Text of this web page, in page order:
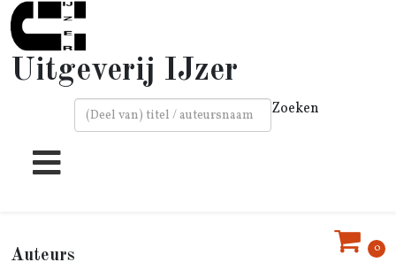
Uitgeverij IJzer
Zoeken
0
Auteurs